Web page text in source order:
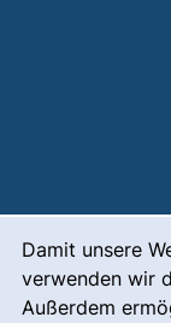
Damit unsere
verwenden wir
Außerdem